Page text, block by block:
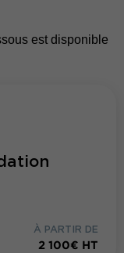
est disponible
À PARTIR DE
2 100€ HT